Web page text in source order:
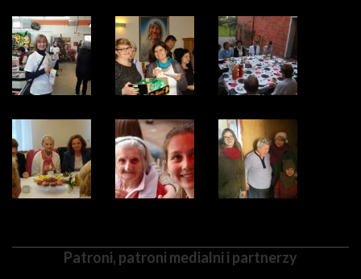
Patroni, patroni medialni i partnerzy